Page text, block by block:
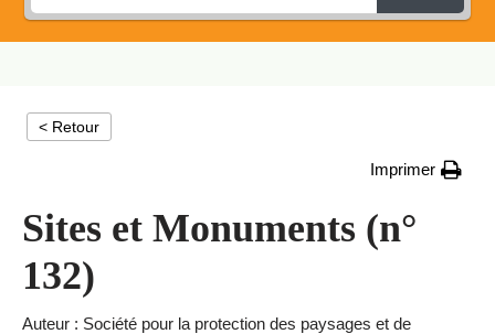
< Retour
Imprimer
Sites et Monuments (n°
132)
Auteur : Société pour la protection des paysages et de